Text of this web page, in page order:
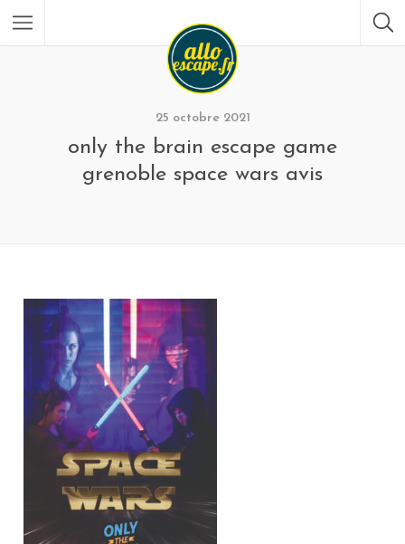
25 octobre 2021
only the brain escape game
grenoble space wars avis